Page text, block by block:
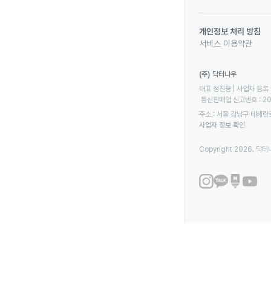
개인정보 처리 방침
서비스 이용약관
(주) 닥터나우
대표 정진웅 | 사업자
통신판매업 신고번호
주소 : 서울 강남구 테헤
사업자 정보 확인
Copyright 2026. 닥터